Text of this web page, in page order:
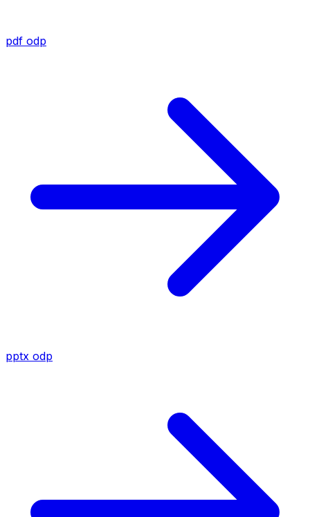
pdf odp
pptx odp